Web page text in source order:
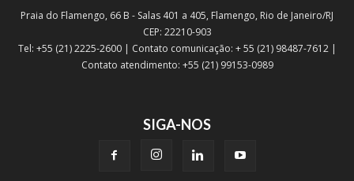
Praia do Flamengo, 66 B - Salas 401 a 405, Flamengo, Rio de Janeiro/RJ
CEP: 22210-903
Tel: +55 (21) 2225-2600 | Contato comunicação: + 55 (21) 98487-7612 |
Contato atendimento: +55 (21) 99153-0989
SIGA-NOS